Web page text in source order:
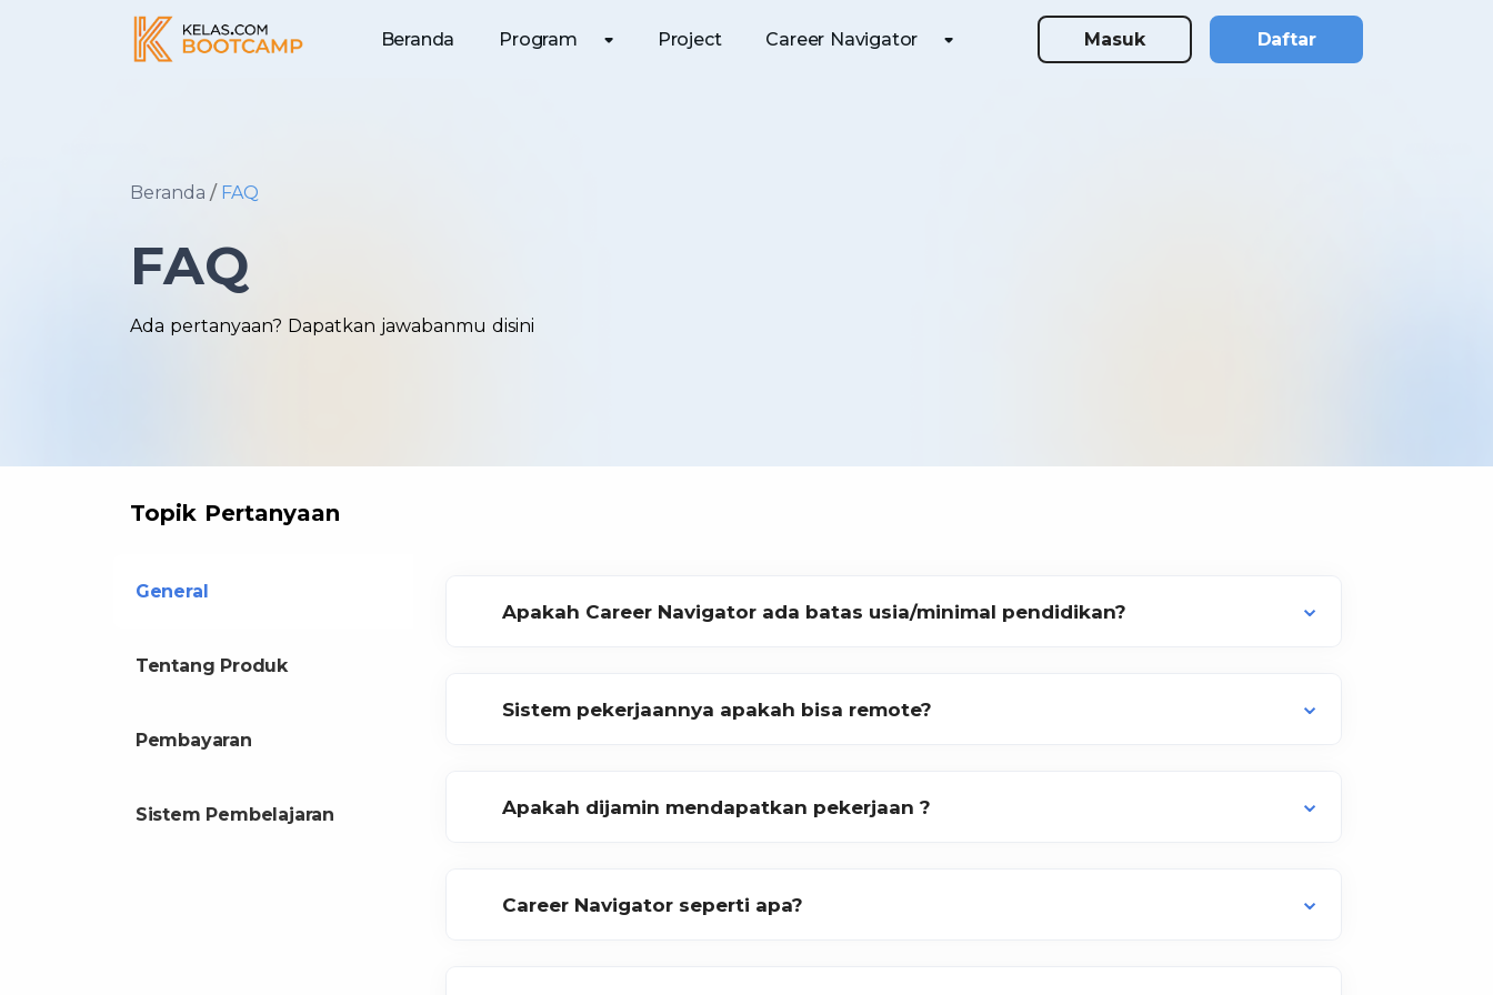
Beranda Program Project Career Navigator Masuk Daftar
Beranda FAQ
FAQ
Ada pertanyaan? Dapatkan jawabanmu disini
Topik Pertanyaan
General
Tentang Produk
Pembayaran
Sistem Pembelajaran
Apakah Career Navigator ada batas usia/minimal pendidikan?
Sistem pekerjaannya apakah bisa remote?
Apakah dijamin mendapatkan pekerjaan ?
Career Navigator seperti apa?